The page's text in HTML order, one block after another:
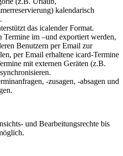
kalendarisch
das icalender Format.
Termine im –und exportiert werden,
Benutzern per Email zur
per Email erhaltene icard-Termine
mit externen Geräten (z.B.
-zusagen, -absagen und
und Bearbeitungsrechte bis